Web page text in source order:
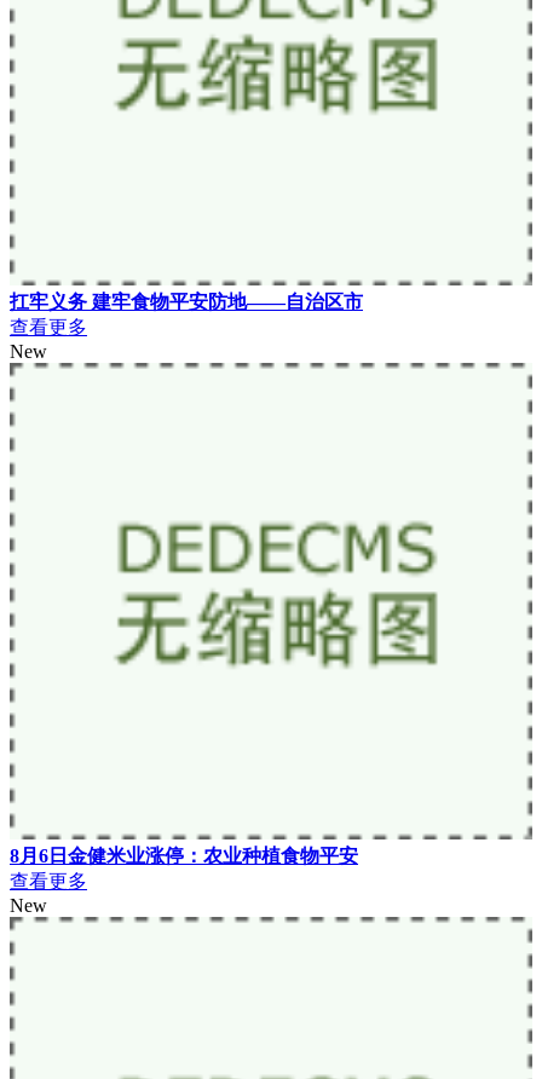
扛牢义务 建牢食物平安防地——自治区市
查看更多
New
8月6日金健米业涨停：农业种植食物平安
查看更多
New